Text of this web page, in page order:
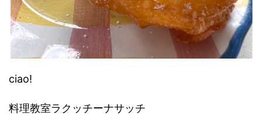
ciao!
料理教室ラクッチーナサッチ